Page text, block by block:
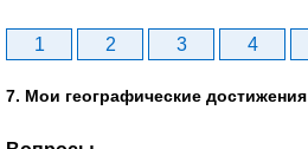
1 2 3 4
7. Мои географические достижения